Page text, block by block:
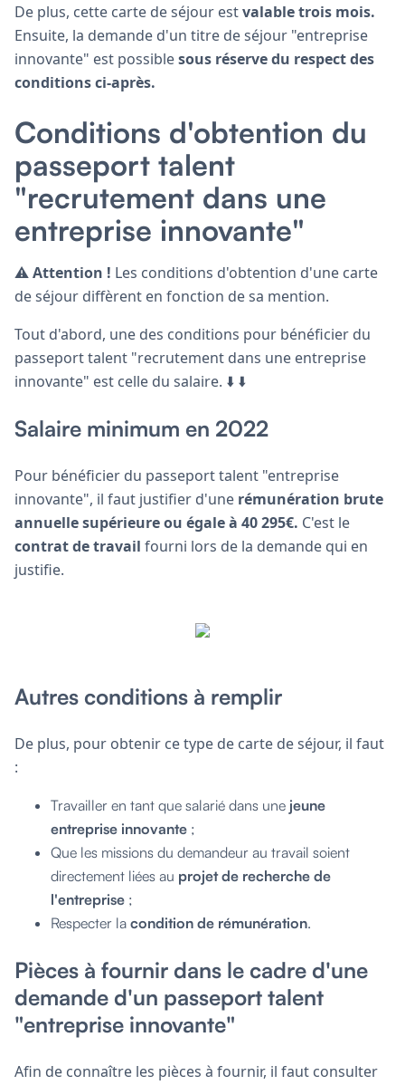
De plus, cette carte de séjour estvalable trois mois.
Ensuite, la demande d'un titre de séjour "entreprise
innovante" est possiblesous réserve du respect des
conditions ci-après.
Conditions d'obtention du
passeport talent
"recrutement dans une
entreprise innovante"
⚠️Attention ! Les conditions d'obtention d'une carte
de séjour diffèrent en fonction de sa mention.
Tout d'abord, une des conditions pour bénéficier du
passeport talent "recrutement dans une entreprise
innovante" est celle du salaire. ⬇️ ⬇️
Salaire minimum en 2022
Pour bénéficier du passeport talent "entreprise
innovante", il faut justifier d'une rémunération brute
annuelle supérieure ou égale à 40 295€. C'est le
contrat de travail fourni lors de la demande qui en
justifie.
Autres conditions à remplir
De plus, pour obtenir ce type de carte de séjour, il faut
:
Travailler en tant que salarié dans une jeune
entreprise innovante ;
Que les missions du demandeur au travail soient
directement liées au projet de recherche de
l'entreprise ;
Respecter la condition de rémunération.
Pièces à fournir dans le cadre d'une
demande d'un passeport talent
"entreprise innovante"
Afin de connaître les pièces à fournir, il faut consulter